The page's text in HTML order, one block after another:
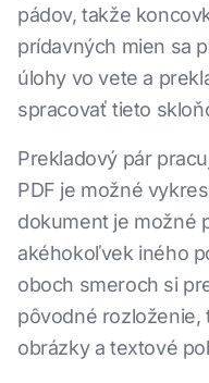
pádov, takže
prídavných mien sa
úlohy vo vete a
spracovať tieto
Prekladový pár
PDF je možné
dokument je možné
akéhokoľvek iného
oboch smeroch si
pôvodné rozloženie,
obrázky a textové